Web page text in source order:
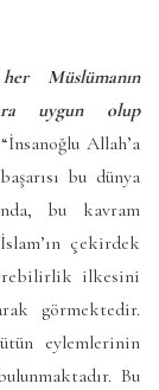
Müslümanın
uygun olup
Allah’a
bu dünya
bu kavram
çekirdek
ilkesini
görmektedir.
eylemlerinin
Bu